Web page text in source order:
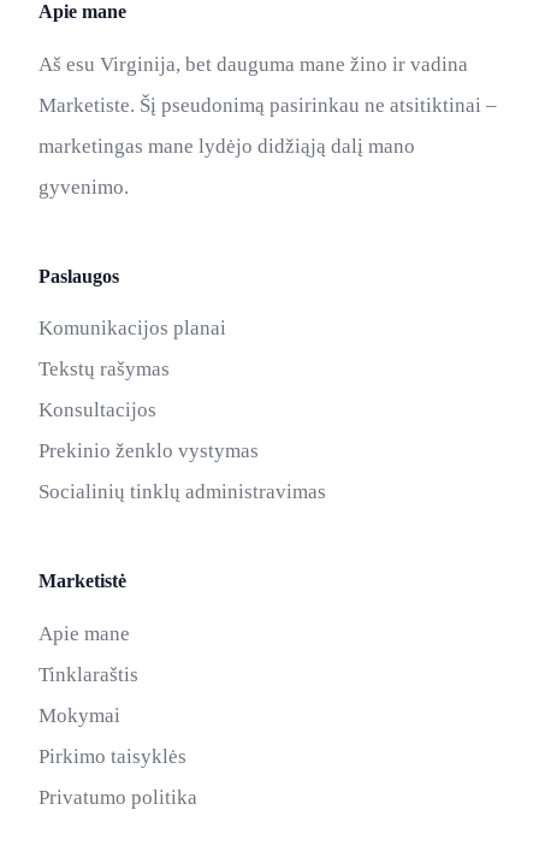
Apie mane
Aš esu Virginija, bet dauguma mane žino ir vadina
Marketiste. Šį pseudonimą pasirinkau ne atsitiktinai –
marketingas mane lydėjo didžiąją dalį mano
gyvenimo.
Paslaugos
Komunikacijos planai
Tekstų rašymas
Konsultacijos
Prekinio ženklo vystymas
Socialinių tinklų administravimas
Marketistė
Apie mane
Tinklaraštis
Mokymai
Pirkimo taisyklės
Privatumo politika